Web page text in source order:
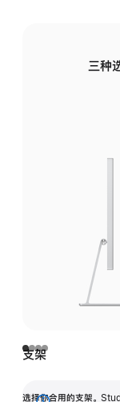
三种
支架
选择你合用的支架。